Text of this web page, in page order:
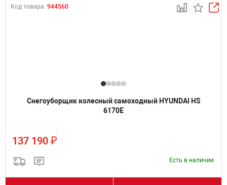
Код товара: 944560
Снегоуборщик колесный самоходный HYUNDAI HS
6170E
137 190 ₽
Есть в наличии